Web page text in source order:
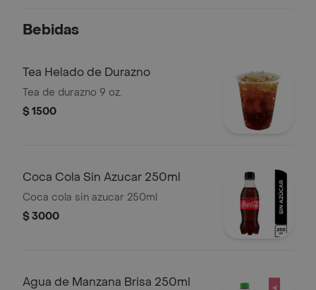
Bebidas
Tea Helado de Durazno
Tea de durazno 9 oz.
$ 1500
Coca Cola Sin Azucar 250ml
Coca cola sin azucar 250ml
$ 3000
Agua de Manzana Brisa 250ml